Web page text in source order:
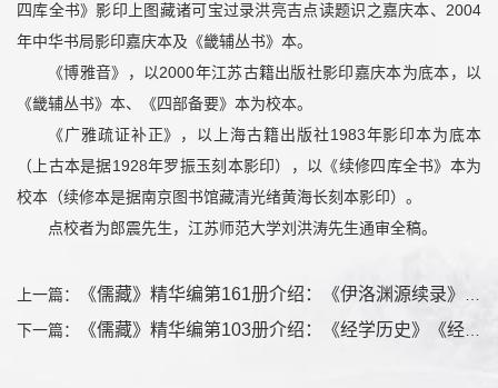
四库全书》影印上图藏诸可宝过录洪亮吉点读题识之嘉庆本、2004
年中华书局影印嘉庆本及《畿辅丛书》本。
《博雅音》，以2000年江苏古籍出版社影印嘉庆本为底本，以
《畿辅丛书》本、《四部备要》本为校本。
《广雅疏证补正》，以上海古籍出版社1983年影印本为底本
（上古本是据1928年罗振玉刻本影印），以《续修四库全书》本为
校本（续修本是据南京图书馆藏清光绪黄海长刻本影印）。
点校者为郎震先生，江苏师范大学刘洪涛先生通审全稿。
上一篇： 《儒藏》精华编第161册介绍：《伊洛渊源续录》《豫章先贤九家年谱》
下一篇： 《儒藏》精华编第103册介绍：《经学历史》《经学通论》《新学伪经考》